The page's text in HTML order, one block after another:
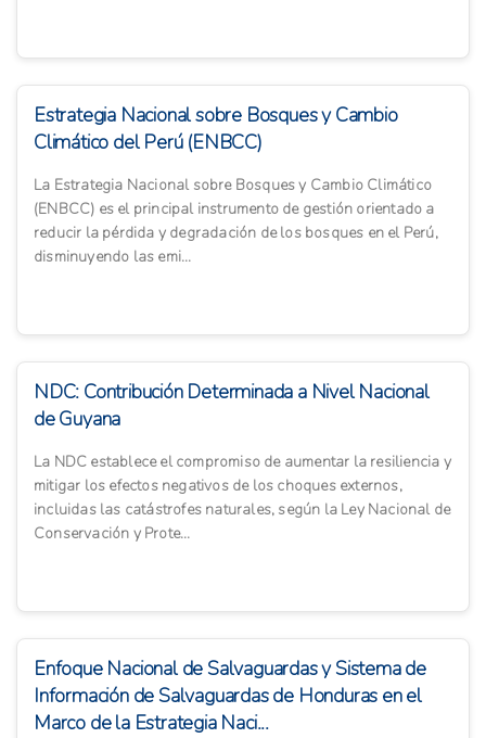
Estrategia Nacional sobre Bosques y Cambio
Climático del Perú (ENBCC)
La Estrategia Nacional sobre Bosques y Cambio Climático
(ENBCC) es el principal instrumento de gestión orientado a
reducir la pérdida y degradación de los bosques en el Perú,
disminuyendo las emi...
NDC: Contribución Determinada a Nivel Nacional
de Guyana
La NDC establece el compromiso de aumentar la resiliencia y
mitigar los efectos negativos de los choques externos,
incluidas las catástrofes naturales, según la Ley Nacional de
Conservación y Prote...
Enfoque Nacional de Salvaguardas y Sistema de
Información de Salvaguardas de Honduras en el
Marco de la Estrategia Naci...